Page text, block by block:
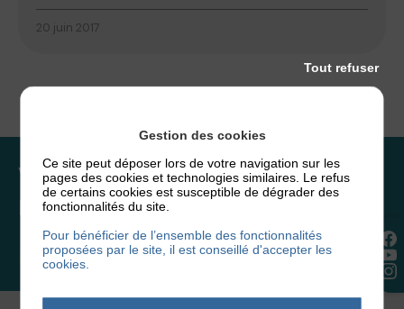
20 juin 2017
Vous souhaitez rejoindre
l’association ou faire un don ?
NOUS REJOINDRE
Gestion des cookies
Ce site peut déposer lors de votre navigation sur les
pages des cookies et technologies similaires. Le refus
de certains cookies est susceptible de dégrader des
fonctionnalités du site.
Pour bénéficier de l’ensemble des fonctionnalités
proposées par le site, il est conseillé d'accepter les
cookies.
Tout refuser